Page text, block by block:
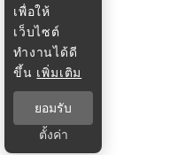
เพื่อให้
เว็บไซต์
ทำงานได้ดี
ขึ้น เพิ่มเติม
ยอมรับ
ตั้งค่า